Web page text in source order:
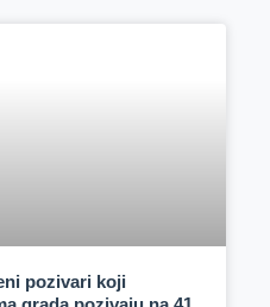
pozivari koji